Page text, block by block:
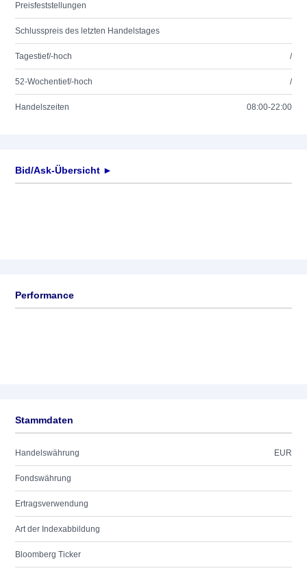
Preisfeststellungen
Schlusspreis des letzten Handelstages
Tagestief/-hoch /
52-Wochentief/-hoch /
Handelszeiten 08:00-22:00
Bid/Ask-Übersicht ►
Performance
Stammdaten
Handelswährung EUR
Fondswährung
Ertragsverwendung
Art der Indexabbildung
Bloomberg Ticker